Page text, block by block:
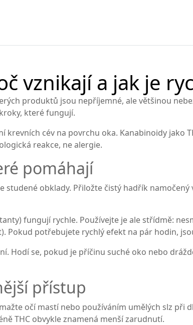
vznikají a jak je
produktů jsou nepříjemné, ale většinou
které fungují.
krevních cév na povrchu oka. Kanabinoidy jako
reakce, ne alergie.
pomáhají
studené obklady. Přiložte čistý hadřík
fungují rychle. Používejte je ale střídmě:
Pokud potřebujete rychlý efekt na pár hodin,
Hodí se, pokud je příčinu suché oko nebo
přístup
očí mastí nebo používáním umělých slz
THC obvykle znamená menší zarudnutí.